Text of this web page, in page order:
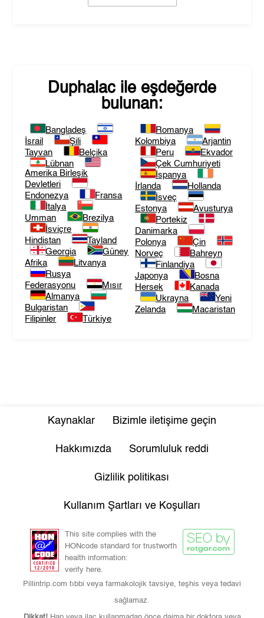
Duphalac ile eşdeğerde
bulunan:
Bangladeş
İsrail
Şili
Tayvan
Belçika
Lübnan
Amerika Birleşik
Devletleri
Endonezya
Fransa
İtalya
Umman
Brezilya
İsviçre
Hindistan
Tayland
Georgia
Güney
Afrika
Litvanya
Rusya
Federasyonu
Mısır
Almanya
Bulgaristan
Filipinler
Türkiye
Romanya
Kolombiya
Arjantin
Peru
Ekvador
Çek Cumhuriyeti
İspanya
İrlanda
Hollanda
İsveç
Estonya
Avusturya
Portekiz
Danimarka
Polonya
Çin
Norveç
Bahreyn
Finlandiya
Japonya
Bosna
Hersek
Kanada
Ukrayna
Yeni
Zelanda
Macaristan
Kaynaklar Bizimle iletişime geçin
Hakkımızda Sorumluluk reddi
Gizlilik politikası
Kullanım Şartları ve Koşulları
This site complies with the
HONcode standard for trustworth
health information:
verify here.
Pillintrip.com tıbbi veya farmakolojik tavsiye, teşhis veya tedavi
sağlamaz.